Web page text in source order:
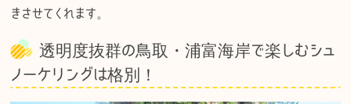
きさせてくれます。
透明度抜群の鳥取・浦富海岸で楽しむシュ
ノーケリングは格別！